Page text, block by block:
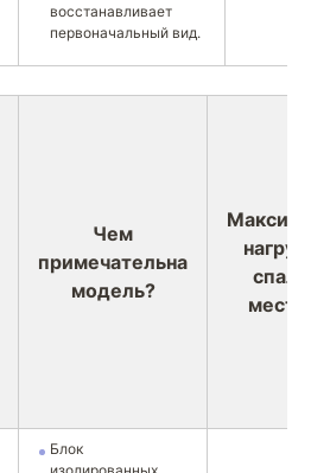
восстанавливает
первоначальный вид.
Чем
примечательна
модель?
место
Блок